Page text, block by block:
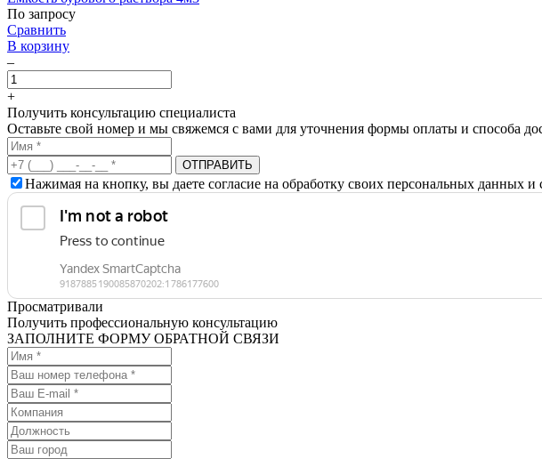
По запросу
Сравнить
В корзину
–
+
Получить консультацию специалиста
Оставьте свой номер и мы свяжемся с вами для уточнения формы оплаты и способа
Нажимая на кнопку, вы даете согласие на обработку своих персональных данных и
Просматривали
Получить профессиональную консультацию
ЗАПОЛНИТЕ ФОРМУ ОБРАТНОЙ СВЯЗИ